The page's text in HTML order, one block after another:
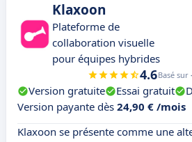
Klaxoon
Plateforme de
collaboration visuelle
pour équipes hybrides
4.6Basé sur
Version gratuite Essai gratuit
Version payante dès 24,90 € /mois
Klaxoon se présente comme une